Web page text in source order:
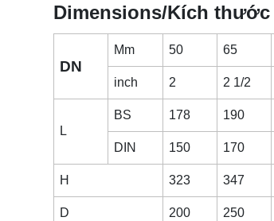
Dimensions/Kích
DN
Mm 50 65
inch 2 2 1/2
L
BS 178 190
DIN 150 170
H 323 347
D 200 250